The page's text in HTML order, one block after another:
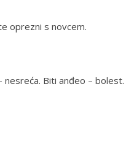
oprezni s novcem.
nesreća. Biti anđeo – bolest.